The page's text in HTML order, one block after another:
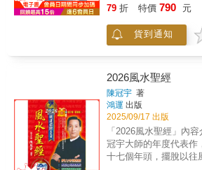
唸、自有意想不到助益
自然、穢氣分散、洞中
威神、使吾自然、靈寶
五嶽、八海知聞、魔王
蕩盡、道炁長存、急急
敕。二、發豪光神咒本
光、七祖仙師發豪光、
豪光炎炎光、發起豪
現、二現豪光身來現、
火急如律令、急急如律
咒天地玄宗、萬氣本
79 折 特價 790 元
貨到通知
2026風水聖經
陳冠宇 著
鴻運 出版
2025/09/17 出版
「2026風水聖經」內
冠宇大師的年度代表作
十七個年頭，擺脫以往